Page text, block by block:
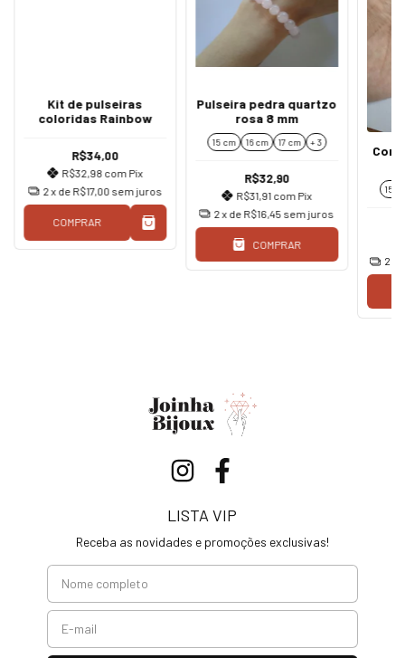
Kit de pulseiras
coloridas Rainbow
R$34,00
R$32,98 com Pix
2x de R$17,00 sem juros
COMPRAR
Pulseira pedra quartzo
rosa 8 mm
15 cm 16 cm 17 cm + 3
R$32,90
R$31,91 com Pix
2 x de R$16,45 sem juros
COMPRAR
15
2
LISTA VIP
Receba as novidades e promoções exclusivas!